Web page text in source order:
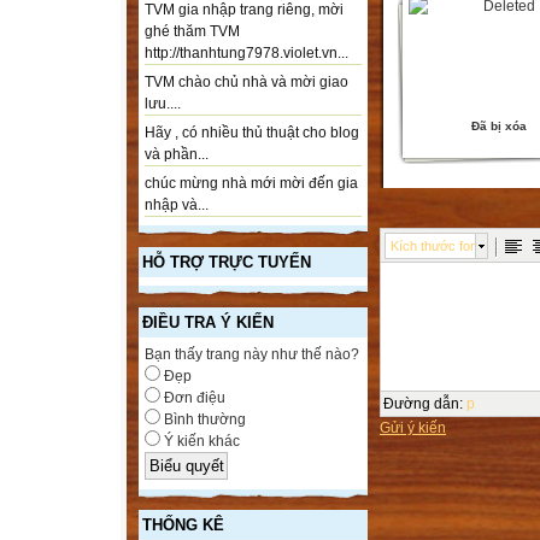
TVM gia nhập trang riêng, mời
ghé thăm TVM
http://thanhtung7978.violet.vn...
TVM chào chủ nhà và mời giao
lưu....
Hãy , có nhiều thủ thuật cho blog
và phần...
chúc mừng nhà mới mời đến gia
nhập và...
HỖ TRỢ TRỰC TUYẾN
ĐIỀU TRA Ý KIẾN
Bạn thấy trang này như thế nào?
Đẹp
Đơn điệu
Bình thường
Ý kiến khác
THỐNG KÊ
Đã bị xóa
Kích thước font
Đường dẫn: p
Gửi ý kiến